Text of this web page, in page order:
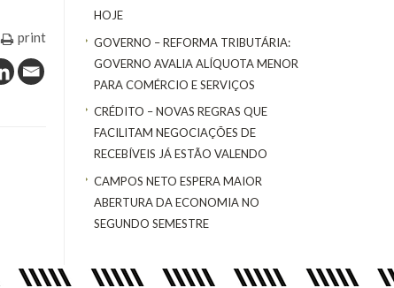
HOJE
GOVERNO – REFORMA TRIBUTÁRIA:
GOVERNO AVALIA ALÍQUOTA MENOR
PARA COMÉRCIO E SERVIÇOS
CRÉDITO – NOVAS REGRAS QUE
FACILITAM NEGOCIAÇÕES DE
RECEBÍVEIS JÁ ESTÃO VALENDO
CAMPOS NETO ESPERA MAIOR
ABERTURA DA ECONOMIA NO
SEGUNDO SEMESTRE
print